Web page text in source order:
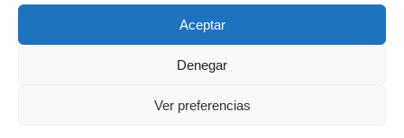
Aceptar
Denegar
Ver preferencias
Solicite un presupuesto
Solicite un presupuesto